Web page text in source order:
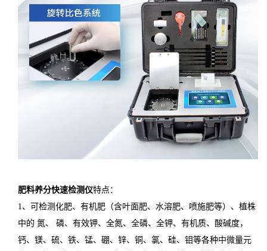
肥料养分快速检测仪特点：
1、可检测化肥、有机肥（含叶面肥、水溶肥、喷施肥等）、植株
中的 氮、 磷、有效钾、全氮、全磷、全钾、有机质、酸碱度，
钙、镁、硫、铁、锰、硼、锌、铜、氯、硅、钼等各种中微量元